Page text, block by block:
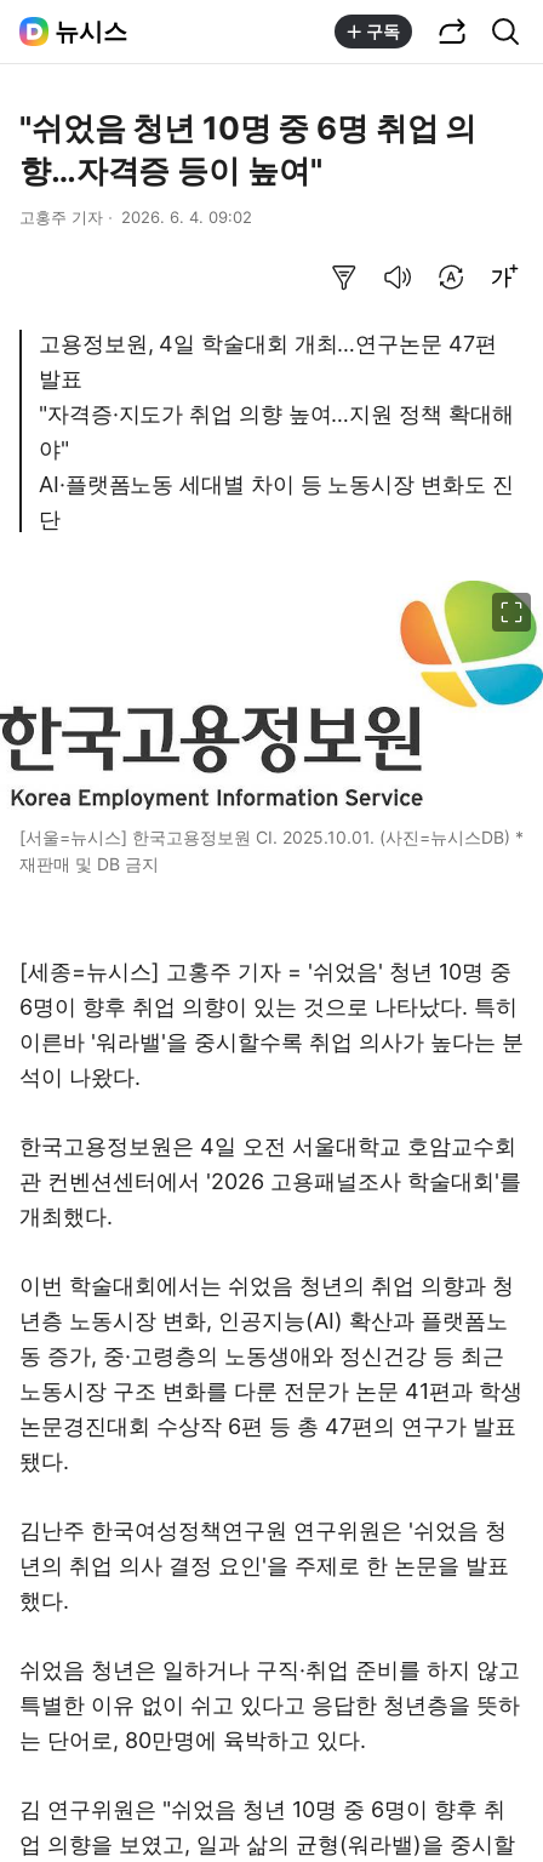
뉴시스 구독
"쉬었음 청년 10명 중 6명 취업 의
향…자격증 등이 높여"
고홍주 기자 2026. 6. 4. 09:02
고용정보원, 4일 학술대회 개최…연구논문 47편
발표
"자격증·지도가 취업 의향 높여…지원 정책 확대해
야"
AI·플랫폼노동 세대별 차이 등 노동시장 변화도 진
단
[서울=뉴시스] 한국고용정보원 CI. 2025.10.01. (사진=뉴시스DB) *
재판매 및 DB 금지
[세종=뉴시스] 고홍주 기자 = '쉬었음' 청년 10명 중
6명이 향후 취업 의향이 있는 것으로 나타났다. 특히
이른바 '워라밸'을 중시할수록 취업 의사가 높다는 분
석이 나왔다.
한국고용정보원은 4일 오전 서울대학교 호암교수회
관 컨벤션센터에서 '2026 고용패널조사 학술대회'를
개최했다.
이번 학술대회에서는 쉬었음 청년의 취업 의향과 청
년층 노동시장 변화, 인공지능(AI) 확산과 플랫폼노
동 증가, 중·고령층의 노동생애와 정신건강 등 최근
노동시장 구조 변화를 다룬 전문가 논문 41편과 학생
논문경진대회 수상작 6편 등 총 47편의 연구가 발표
됐다.
김난주 한국여성정책연구원 연구위원은 '쉬었음 청
년의 취업 의사 결정 요인'을 주제로 한 논문을 발표
했다.
쉬었음 청년은 일하거나 구직·취업 준비를 하지 않고
특별한 이유 없이 쉬고 있다고 응답한 청년층을 뜻하
는 단어로, 80만명에 육박하고 있다.
김 연구위원은 "쉬었음 청년 10명 중 6명이 향후 취
업 의향을 보였고, 일과 삶의 균형(워라밸)을 중시할